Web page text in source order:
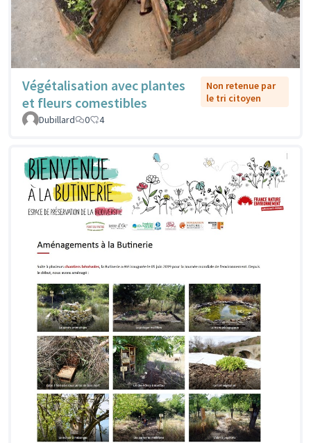
Végétalisation avec plantes
et fleurs comestibles
Non retenue par
le tri citoyen
Dubillard
0 4